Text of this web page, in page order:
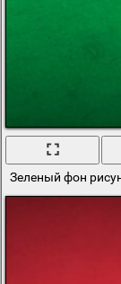
Зеленый фон